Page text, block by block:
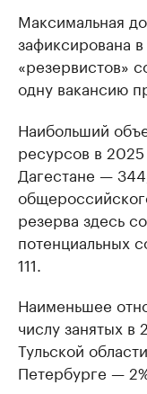
Максимальная
зафиксирована
«резервистов»
одну вакансию
Наибольший
ресурсов в
Дагестане —
резерва здесь
потенциальных
111.
Наименьшее
числу занятых в
Тульской
Петербурге —